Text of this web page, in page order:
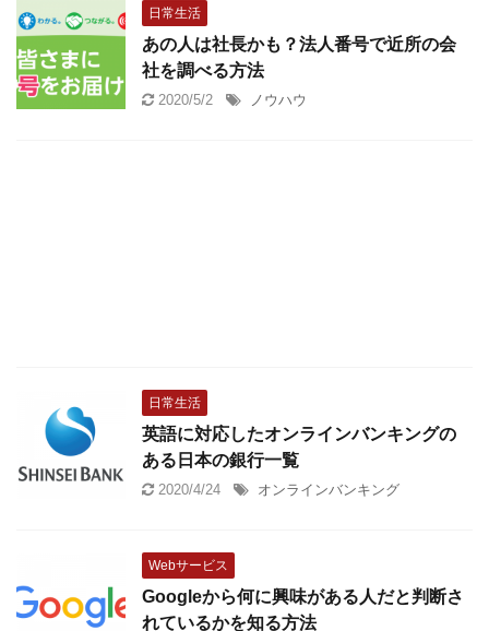
日常生活
あの人は社長かも？法人番号で近所の会
社を調べる方法
2020/5/2 ノウハウ
日常生活
英語に対応したオンラインバンキングの
ある日本の銀行一覧
2020/4/24 オンラインバンキング
Webサービス
Googleから何に興味がある人だと判断さ
れているかを知る方法